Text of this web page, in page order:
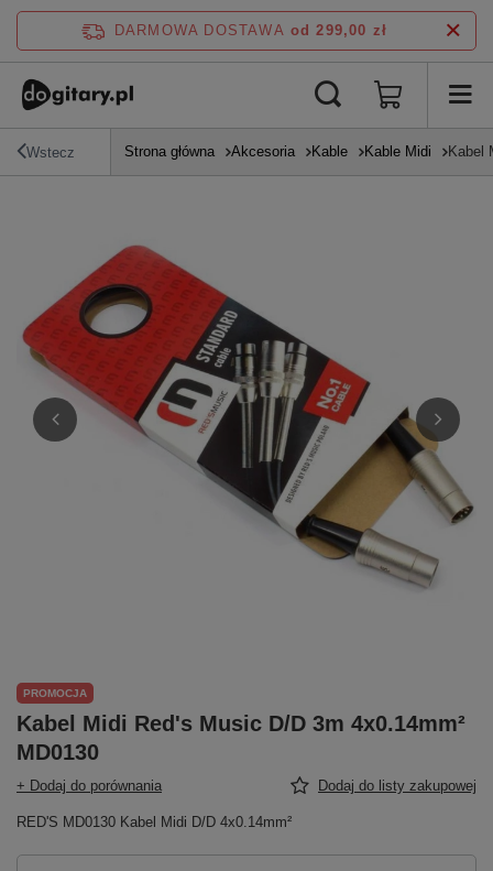
DARMOWA DOSTAWA od 299,00 zł
Wstecz Strona główna Akcesoria Kable Kable Midi Kabel
PROMOCJA
Kabel Midi Red's Music D/D 3m 4x0.14mm²
MD0130
+ Dodaj do porównania Dodaj do listy zakupowej
RED'S MD0130 Kabel Midi D/D 4x0.14mm²